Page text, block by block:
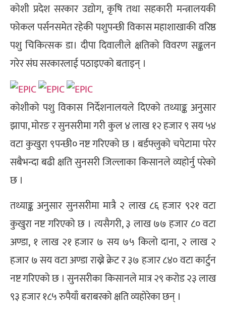
कोशी प्रदेश सरकार उद्योग, कृषि तथा सहकारी मन्त्रालयकी
फोकल पर्सनसमेत रहेकी पशुपन्छी विकास महाशाखाकी वरिष्ठ
पशु चिकित्सक डा। दीपा दिवालीले क्षतिको विवरण सङ्कलन
गरेर संघ सरकारलाई पठाइएको बताइन् ।
कोशीको पशु विकास निर्देशनालयले दिएको तथ्याङ्क अनुसार
झापा, मोरङ र सुनसरीमा गरी कुल ४ लाख १२ हजार ९ सय ५४
वटा कुखुरा ९पन्छी० नष्ट गरिएको छ । बर्डफ्लुको चपेटामा परेर
सबैभन्दा बढी क्षति सुनसरी जिल्लाका किसानले व्यहोर्नु परेको
छ ।
तथ्याङ्क अनुसार सुनसरीमा मात्रै २ लाख ८६ हजार ९२१ वटा
कुखुरा नष्ट गरिएको छ । त्यसैगरी, ३ लाख ७७ हजार ८० वटा
अण्डा, १ लाख २१ हजार ७ सय ७५ किलो दाना, २ लाख २
हजार ७ सय वटा अण्डा राख्ने क्रेट र ३७ हजार ८४० वटा कार्टुन
नष्ट गरिएको छ । सुनसरीका किसानले मात्र २९ करोड २३ लाख
९३ हजार १८५ रुपैयाँ बराबरको क्षति व्यहोरेका छन् ।